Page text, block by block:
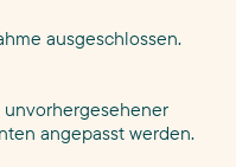
ausgeschlossen.
angepasst werden.